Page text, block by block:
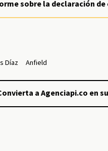
sobre la declaración
Díaz Anfield
a Agenciapi.co en